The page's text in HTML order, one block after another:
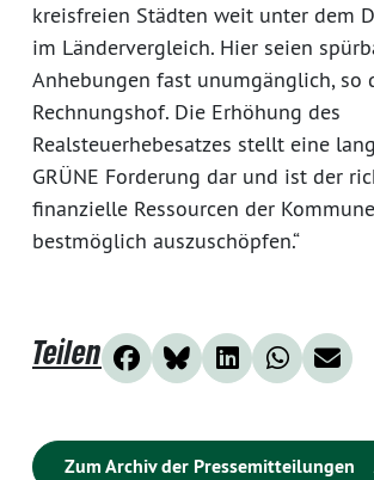
kreisfreien Städten weit unter dem
im Ländervergleich. Hier seien
Anhebungen fast unumgänglich, so
Rechnungshof. Die Erhöhung des
Realsteuerhebesatzes stellt eine
GRÜNE Forderung dar und ist der
finanzielle Ressourcen der
bestmöglich auszuschöpfen.“
Teilen
Zum Archiv der Pressemitteilungen